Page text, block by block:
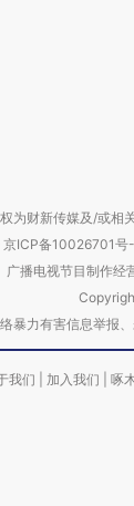
为财新传媒及/或相
京ICP备10026701号
广播电视节目制作经
暴力有害信息举
我们 加入我们 啄